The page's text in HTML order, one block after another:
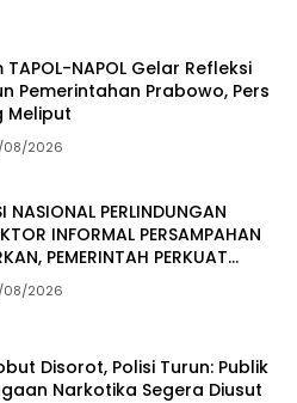
TAPOL-NAPOL Gelar Refleksi
Pemerintahan Prabowo, Pers
Meliput
08/2026
NASIONAL PERLINDUNGAN
INFORMAL PERSAMPAHAN
PEMERINTAH PERKUAT
4.000 PEMULUNG BANTAR
08/2026
Disorot, Polisi Turun: Publik
Narkotika Segera Diusut